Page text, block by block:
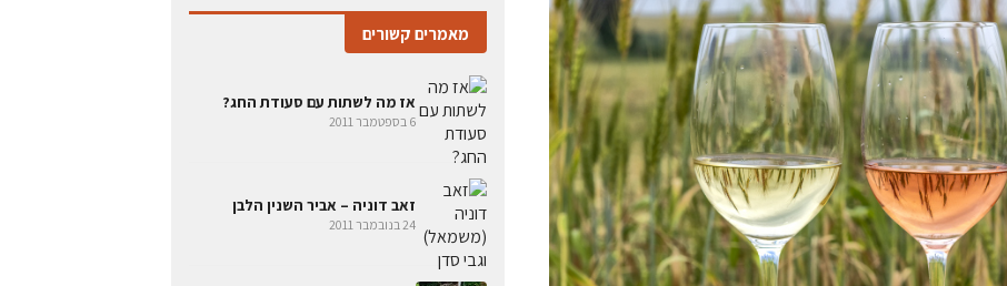
מאמרים קשורים
אז מה לשתות עם סעודת החג?
6 בספטמבר 2011
זאב דוניה – אביר השנין הלבן
24 בנובמבר 2011